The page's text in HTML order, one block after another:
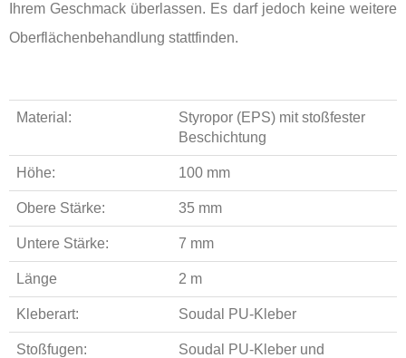
Ihrem Geschmack überlassen. Es darf jedoch keine weitere
Oberflächenbehandlung stattfinden.
Material:
Styropor (EPS) mit stoßfester
Beschichtung
Höhe: 100 mm
Obere Stärke: 35 mm
Untere Stärke: 7 mm
Länge 2 m
Kleberart: Soudal PU-Kleber
Stoßfugen:
Soudal PU-Kleber und